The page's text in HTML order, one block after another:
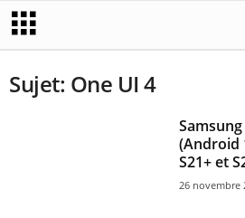
Sujet: One UI 4
(Android
S21+ et
26 novembre